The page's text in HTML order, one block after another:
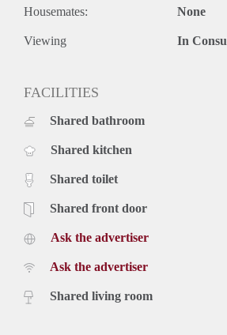
Housemates: None
Viewing In
FACILITIES
Shared bathroom
Shared kitchen
Shared toilet
Shared front door
Ask the advertiser
Ask the advertiser
Shared living room